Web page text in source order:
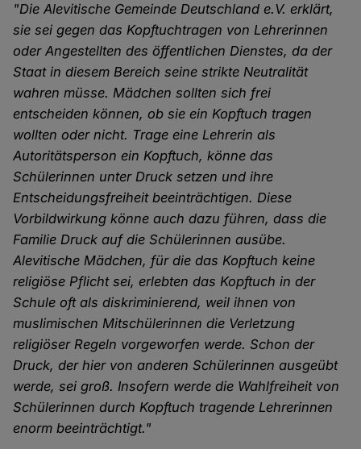
"Die Alevitische Gemeinde Deutschland e.V. erklärt,
sie sei gegen das Kopftuchtragen von Lehrerinnen
oder Angestellten des öffentlichen Dienstes, da der
Staat in diesem Bereich seine strikte Neutralität
wahren müsse. Mädchen sollten sich frei
entscheiden können, ob sie ein Kopftuch tragen
wollten oder nicht. Trage eine Lehrerin als
Autoritätsperson ein Kopftuch, könne das
Schülerinnen unter Druck setzen und ihre
Entscheidungsfreiheit beeinträchtigen. Diese
Vorbildwirkung könne auch dazu führen, dass die
Familie Druck auf die Schülerinnen ausübe.
Alevitische Mädchen, für die das Kopftuch keine
religiöse Pflicht sei, erlebten das Kopftuch in der
Schule oft als diskriminierend, weil ihnen von
muslimischen Mitschülerinnen die Verletzung
religiöser Regeln vorgeworfen werde. Schon der
Druck, der hier von anderen Schülerinnen ausgeübt
werde, sei groß. Insofern werde die Wahlfreiheit von
Schülerinnen durch Kopftuch tragende Lehrerinnen
enorm beeinträchtigt."